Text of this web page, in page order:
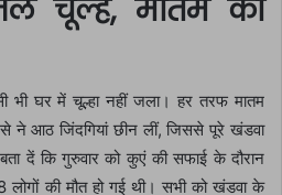
चूल्हे, मातम का
भी घर में चूल्हा नहीं जला। हर तरफ मातम
ने आठ जिंदगियां छीन लीं, जिससे पूरे खंडवा
दें कि गुरुवार को कुएं की सफाई के दौरान
की मौत हो गई थी। सभी को खंडवा के